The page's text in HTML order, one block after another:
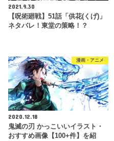
2021.9.30
【呪術廻戦】51話「供花(くげ)」
ネタバレ！東堂の策略！？
漫画・アニメ
2020.12.18
鬼滅の刃 かっこいいイラスト・
おすすめ画像【100+件】を紹